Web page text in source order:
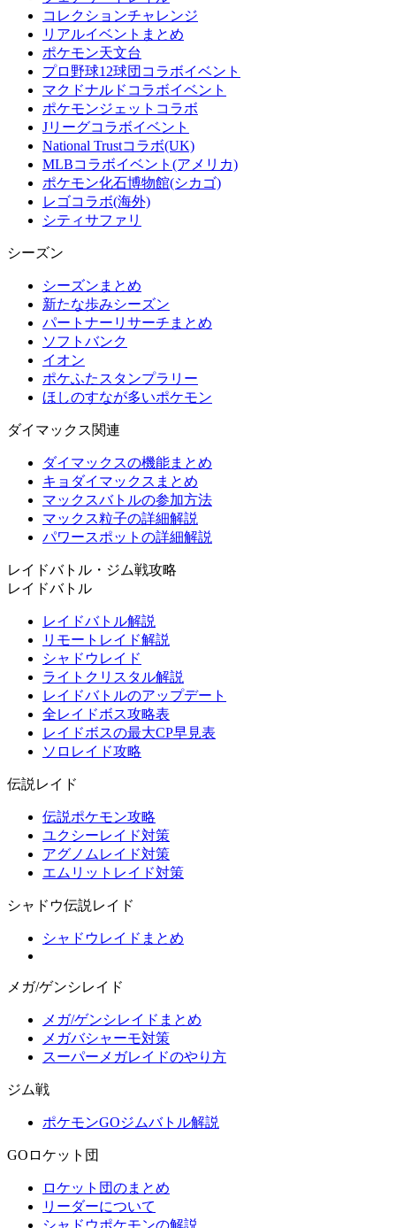
コレクションチャレンジ
リアルイベントまとめ
ポケモン天文台
プロ野球12球団コラボイベント
マクドナルドコラボイベント
ポケモンジェットコラボ
Jリーグコラボイベント
National Trustコラボ(UK)
MLBコラボイベント(アメリカ)
ポケモン化石博物館(シカゴ)
レゴコラボ(海外)
シティサファリ
シーズン
シーズンまとめ
新たな歩みシーズン
パートナーリサーチまとめ
ソフトバンク
イオン
ポケふたスタンプラリー
ほしのすなが多いポケモン
ダイマックス関連
ダイマックスの機能まとめ
キョダイマックスまとめ
マックスバトルの参加方法
マックス粒子の詳細解説
パワースポットの詳細解説
レイドバトル・ジム戦攻略
レイドバトル
レイドバトル解説
リモートレイド解説
シャドウレイド
ライトクリスタル解説
レイドバトルのアップデート
全レイドボス攻略表
レイドボスの最大CP早見表
ソロレイド攻略
伝説レイド
伝説ポケモン攻略
ユクシーレイド対策
アグノムレイド対策
エムリットレイド対策
シャドウ伝説レイド
シャドウレイドまとめ
メガ/ゲンシレイド
メガ/ゲンシレイドまとめ
メガバシャーモ対策
スーパーメガレイドのやり方
ジム戦
ポケモンGOジムバトル解説
GOロケット団
ロケット団のまとめ
リーダーについて
シャドウポケモンの解説